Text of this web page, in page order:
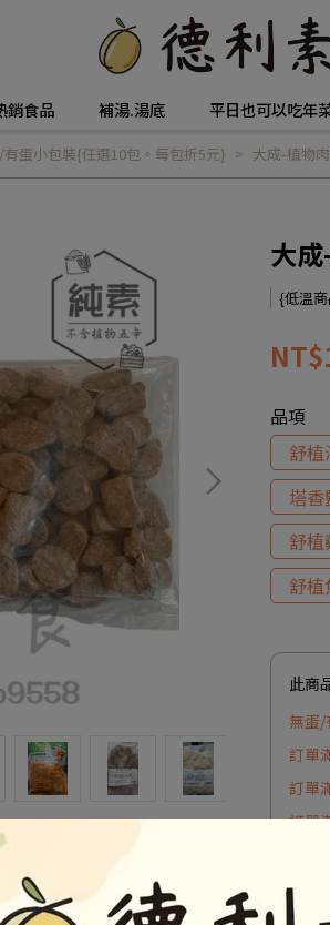
銷食品 補湯.湯底 平日也可以吃年
蛋小包裝{任選10包。每包折5元} 大成-植物
大
{低溫
品項
舒植
塔
舒植
舒植
此商
無蛋/
訂單
訂單
訂單